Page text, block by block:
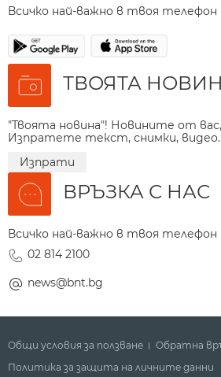
Всичко най-важно в твоя телефон
ТВОЯТА
"Твоята новина"! Новините от
Изпратете текст, снимки, видео.
Изпрати
ВРЪЗКА С НАС
Всичко най-важно в твоя телефон
02 814 2100
news@bnt.bg
Общи условия за ползване Обратна
Политика за защита на личните данни